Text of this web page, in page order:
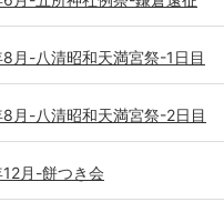
月-八清昭和天満宮祭-1日目
月-八清昭和天満宮祭-2日目
月-餅つき会